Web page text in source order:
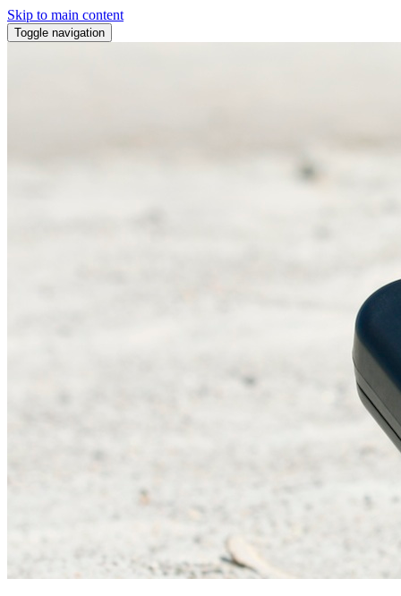
Skip to main content
Toggle navigation